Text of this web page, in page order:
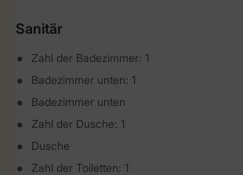
Sanitär
Zahl der Badezimmer: 1
Badezimmer unten: 1
Badezimmer unten
Zahl der Dusche: 1
Dusche
Zahl der Toiletten: 1